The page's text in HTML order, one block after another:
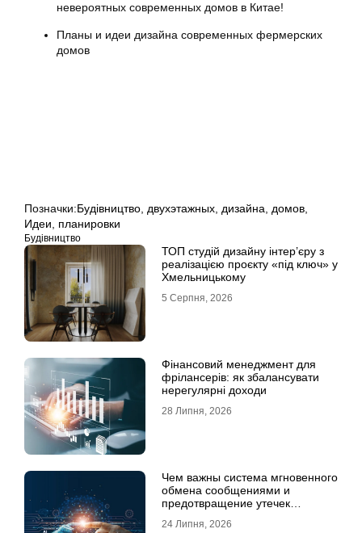
невероятных современных домов в Китае!
Планы и идеи дизайна современных фермерских
домов
Позначки:Будівництво, двухэтажных, дизайна, домов,
Идеи, планировки
Будівництво
ТОП студій дизайну інтер’єру з
реалізацією проєкту «під ключ» у
Хмельницькому
5 Серпня, 2026
Фінансовий менеджмент для
фрілансерів: як збалансувати
нерегулярні доходи
28 Липня, 2026
Чем важны система мгновенного
обмена сообщениями и
предотвращение утечек
24 Липня, 2026